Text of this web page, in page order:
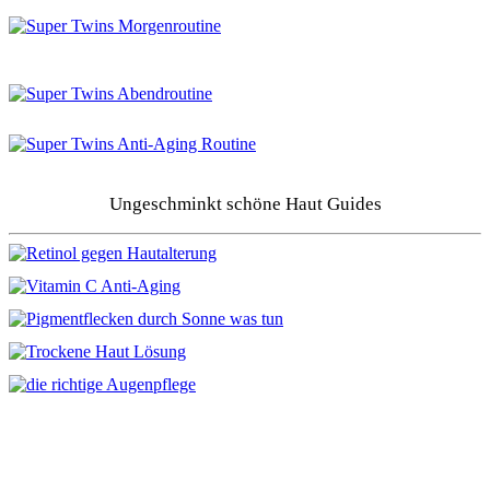
Ungeschminkt schöne Haut Guides